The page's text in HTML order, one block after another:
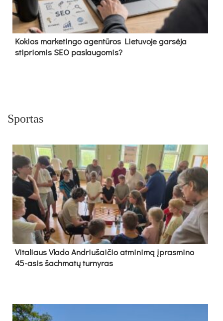
Kokios marketingo agentūros Lietuvoje garsėja
stipriomis SEO paslaugomis?
Sportas
Vi­ta­liaus Vla­do And­riu­šai­čio at­mi­ni­mą įpras­mi­no
45-asis šach­ma­tų tur­ny­ras